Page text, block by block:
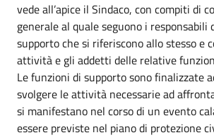
vede all’apice il Sindaco, con compiti di
generale al quale seguono i responsabili
supporto che si riferiscono allo stesso e
attività e gli addetti delle relative
Le funzioni di supporto sono finalizzate
svolgere le attività necessarie ad
si manifestano nel corso di un evento
essere previste nel piano di protezione